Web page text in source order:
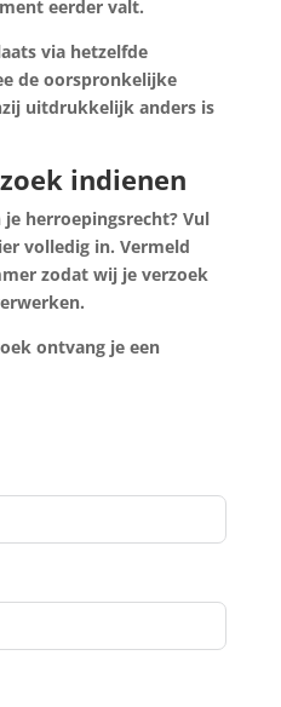
eerder valt.
via hetzelfde
de oorspronkelijke
uitdrukkelijk anders is
indienen
herroepingsrecht? Vul
volledig in. Vermeld
zodat wij je verzoek
ontvang je een